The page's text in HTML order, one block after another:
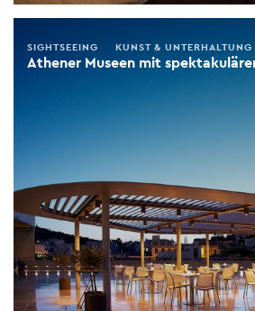
Athener Museen mit
SIGHTSEEING KUNST & UNTERHALTUNG